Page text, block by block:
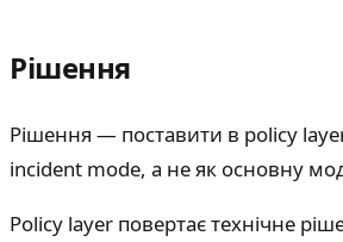
Рішення
Рішення — поставити в policy
incident mode, а не як основну
Policy layer повертає технічне